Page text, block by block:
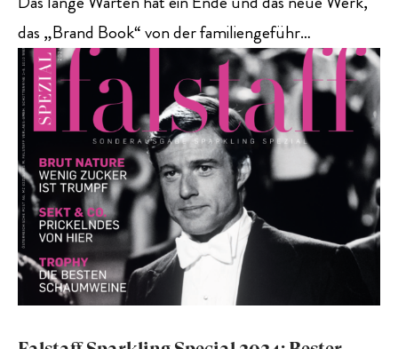
das „Brand Book“ von der familiengeführ…